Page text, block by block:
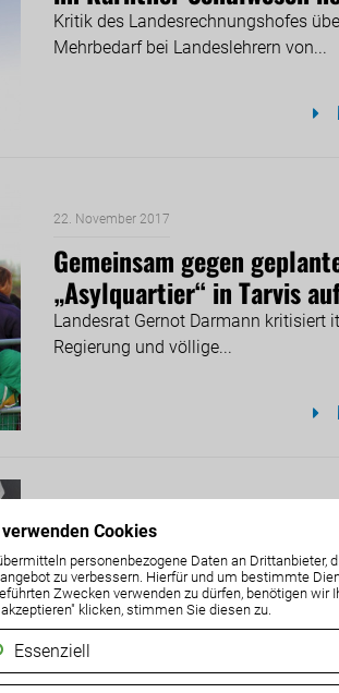
Cookies
personenbezogene Daten an Drittanbieter,
zu verbessern. Hierfür und um bestimmte
Zwecken verwenden zu dürfen, benötigen wir
klicken, stimmen Sie diesen zu.
Essenziell
Kritik des Landesrechnungshofes
Mehrbedarf bei Landeslehrern von...
22. November 2017
Gemeinsam gegen
„Asylquartier“ in Tarvis
Landesrat Gernot Darmann kritisiert
Regierung und völlige...
ÖVP gesteht öffentlich:
Regierungskoalition in
gescheitert
ÖVP-Klubobmann warnt vor seinen
Koalitionspartnern in Kärnten – mit